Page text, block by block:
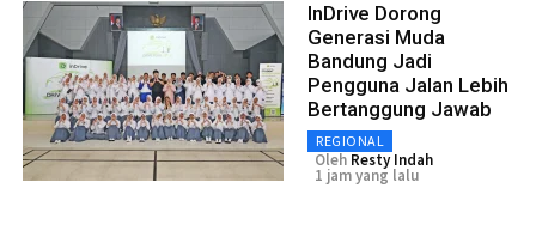
InDrive Dorong
Generasi Muda
Bandung Jadi
Pengguna Jalan Lebih
Bertanggung Jawab
REGIONAL
Oleh Resty Indah
1 jam yang lalu